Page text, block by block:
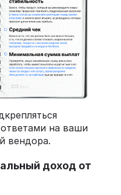
на ваши
вендора.
доход от